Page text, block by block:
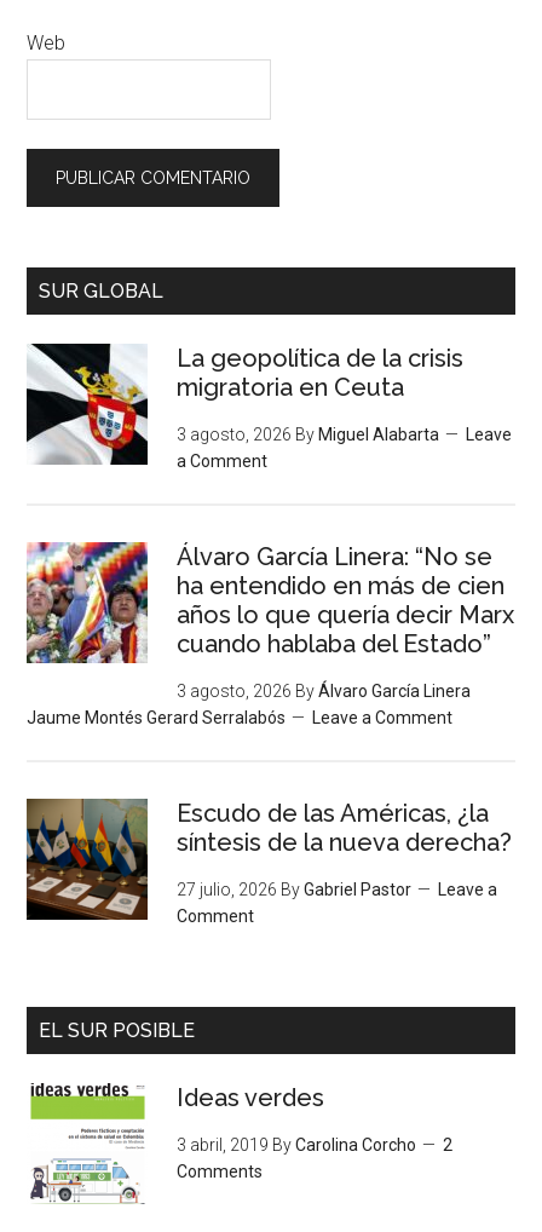
Web
SUR GLOBAL
La geopolítica de la crisis
migratoria en Ceuta
3 agosto, 2026 By Miguel Alabarta
Leave
a Comment
Álvaro García Linera: “No se
ha entendido en más de cien
años lo que quería decir Marx
cuando hablaba del Estado”
3 agosto, 2026 ByÁlvaro García Linera
Jaume Montés Gerard Serralabós
Leave a Comment
Escudo de las Américas, ¿la
síntesis de la nueva derecha?
27 julio, 2026 ByGabriel Pastor
Leave a
Comment
EL SUR POSIBLE
Ideas verdes
3 abril, 2019 ByCarolina Corcho
2
Comments